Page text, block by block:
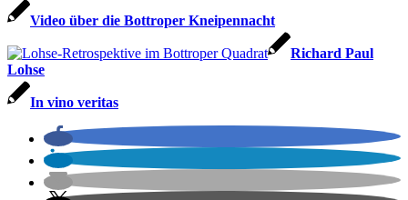
Video über die Bottroper Kneipennacht
Richard Paul
Lohse
In vino veritas